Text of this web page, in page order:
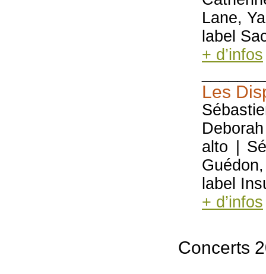
Lane,
label
+ d’infos
Les
alto |
label
+ d’infos
Concerts